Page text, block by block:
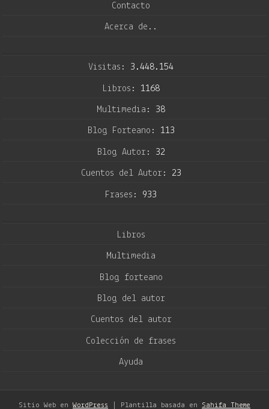
Contacto
Acerca de..
Visitas: 3.448.154
Libros: 1168
Multimedia: 38
Blog Forteano: 113
Blog Autor: 32
Cuentos del Autor: 23
Frases: 933
Libros
Multimedia
Blog forteano
Blog del autor
Cuentos del autor
Colección de frases
Ayuda
Sitio Web en WordPress | Plantilla basada en Sahifa Theme